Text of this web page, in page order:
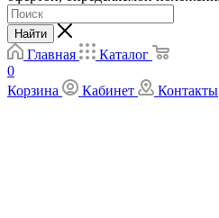
Найти
Главная
Каталог
0
Корзина
Кабинет Контакты